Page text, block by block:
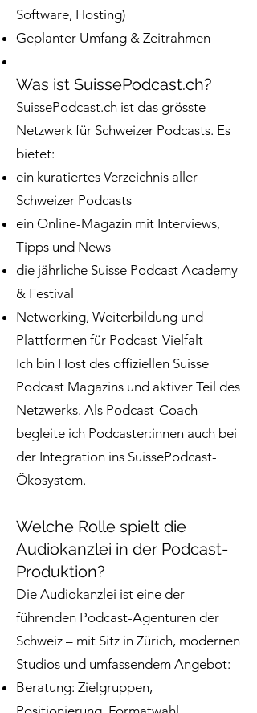
Software, Hosting)
Geplanter Umfang & Zeitrahmen
Was ist SuissePodcast.ch?
SuissePodcast.ch ist das grösste
Netzwerk für Schweizer Podcasts. Es
bietet:
ein kuratiertes Verzeichnis aller
Schweizer Podcasts
ein Online-Magazin mit Interviews,
Tipps und News
die jährliche Suisse Podcast Academy
& Festival
Networking, Weiterbildung und
Plattformen für Podcast-Vielfalt
Ich bin Host des offiziellen Suisse
Podcast Magazins und aktiver Teil des
Netzwerks. Als Podcast-Coach
begleite ich Podcaster:innen auch bei
der Integration ins SuissePodcast-
Ökosystem.
Welche Rolle spielt die
Audiokanzlei in der Podcast-
Produktion?
Die Audiokanzlei ist eine der
führenden Podcast-Agenturen der
Schweiz – mit Sitz in Zürich, modernen
Studios und umfassendem Angebot:
Beratung: Zielgruppen,